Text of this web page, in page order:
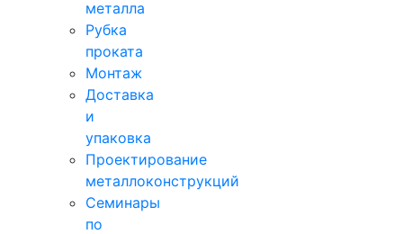
металла
Рубка
проката
Монтаж
Доставка
и
упаковка
Проектирование
металлоконструкций
Семинары
по